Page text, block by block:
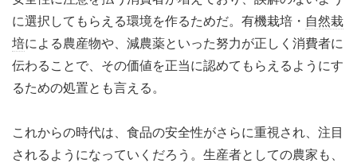
に選択してもらえる環境を作るためだ。有機栽培・ 自然栽
培による農産物や、減農薬といった努力が正しく消費者に
伝わることで、その価値を正当に認めてもらえるようにす
るための処置とも言える。
これからの時代は、食品の安全性がさらに重視され、注目
されるようになっていくだろう。生産者としての農家も、